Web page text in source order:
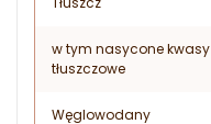
w tym nasycone kwasy
tłuszczowe
Węglowodany